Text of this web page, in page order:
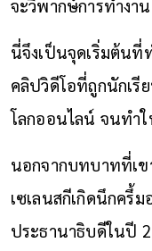
จะวิพากษ์การทำงา
นี่จึงเป็นจุดเริ่มต้นที่
คลิปวิดีโอที่ถูกนักเรี
โลกออนไลน์ จนทำ
นอกจากบทบาทที่เ
เซเลนสกีเกิดนึกครึ้ม
ประธานาธิบดีในปี